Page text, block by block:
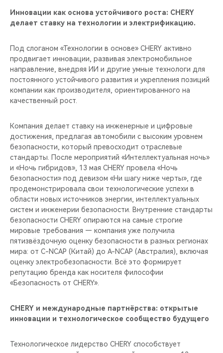
Инновации как основа устойчивого роста: CHERY
делает ставку на технологии и электрификацию.
Под слоганом «Технологии в основе» CHERY активно
продвигает инновации, развивая электромобильное
направление, внедряя ИИ и другие умные технологи для
постоянного устойчивого развития и укрепления позиций
компании как производителя, ориентированного на
качественный рост.
Компания делает ставку на инженерные и цифровые
достижения, предлагая автомобили с высоким уровнем
безопасности, который превосходит отраслевые
стандарты. После мероприятий «Интеллектуальная ночь»
и «Ночь гибридов», 13 мая CHERY провела «Ночь
безопасности» под девизом «Ни шагу ниже черты», где
продемонстрировала свои технологические успехи в
области новых источников энергии, интеллектуальных
систем и инженерии безопасности. Внутренние стандарты
безопасности CHERY опираются на самые строгие
мировые требования — компания уже получила
пятизвёздочную оценку безопасности в разных регионах
мира: от C-NCAP (Китай) до A-NCAP (Австралия), включая
оценку электробезопасности. Всё это формирует
репутацию бренда как носителя философии
«Безопасность от CHERY».
CHERY и международные партнёрства: открытые
инновации и технологическое сообщество будущего
Технологическое лидерство CHERY способствует